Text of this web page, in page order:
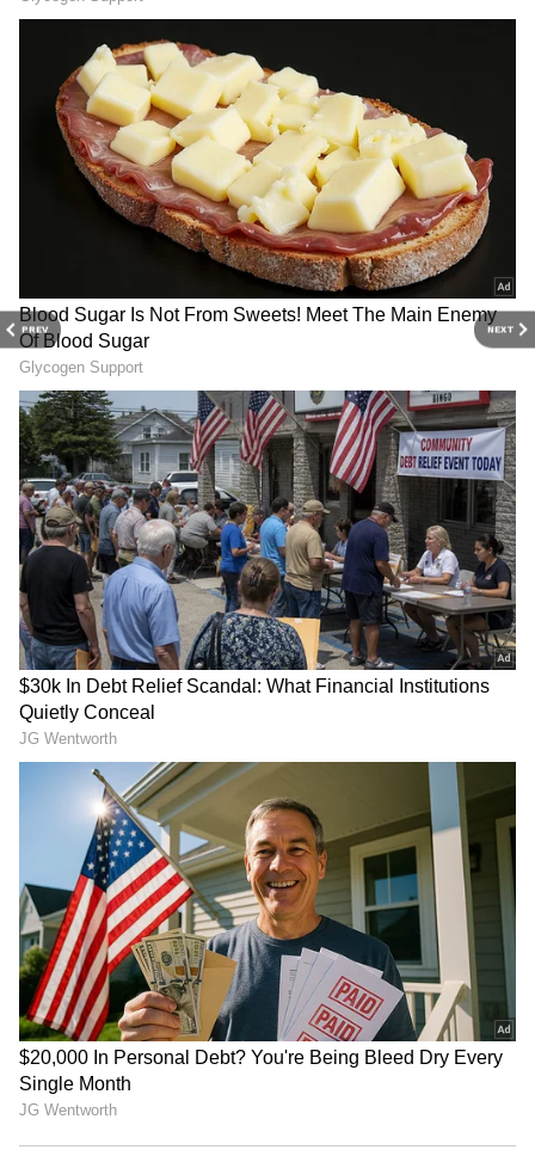
PREV NEXT
குழந்தைகளுடன் கொண்டாடிய வீடியோ
ஒன்றை நேற்று சினேகா வெளியிட அது
வைரலாக பார்க்கப்பட்டது.
பாக்கிய லட்சுமி சீரியலில் இருந்து விலக
முடிவெடுத்த ரேஷ்மா! இனி ராதிகாவாக
நடிக்க உள்ளது இந்த சர்ச்சை நடிகையா?
இதை தொடர்ந்து, தனக்கு மிகவும்
நெருக்கமான தோழிகள், மற்றும் சினிமா